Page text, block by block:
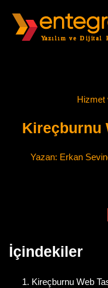
Hizmet
Kireçburnu
Yazan: Erkan
İçindekiler
Kireçburnu Web